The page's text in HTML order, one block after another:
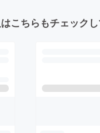
こちらもチェック